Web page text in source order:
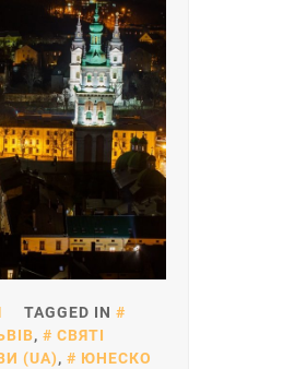
TAGGED IN
,
СВЯТІ
(UA),
ЮНЕСКО